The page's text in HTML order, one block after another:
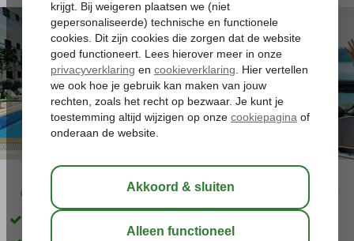
03:45 aug 32°C
1x diner + drankje bij Baltic Beach Restaurant